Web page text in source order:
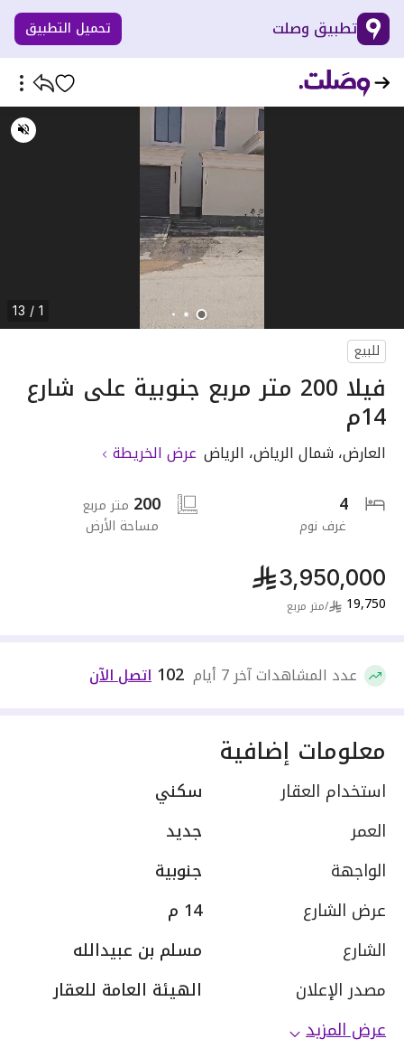
تطبيق وصلت تحميل التطبيق
1 / 13
للبيع
فيلا 200 متر مربع جنوبية على شارع
14م
العارض، شمال الرياض، الرياض عرض الخريطة
4
غرف نوم
200 متر مربع
مساحة الأرض
3,950,000
19,750
/متر مربع
عدد المشاهدات آخر 7 أيام 102 اتصل الآن
معلومات إضافية
استخدام العقار
سكني
العمر
جديد
الواجهة
جنوبية
عرض الشارع
14 م
الشارع
مسلم بن عبيدالله
مصدر الإعلان
الهيئة العامة للعقار
عرض المزيد